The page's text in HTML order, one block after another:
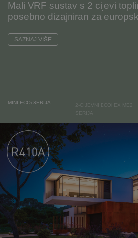
Mali VRF sustav s 2 cijevi
posebno dizajniran za
SAZNAJ VIŠE
MINI ECOi SERIJA
2-CIJEVNI ECOi EX ME2
SERIJA